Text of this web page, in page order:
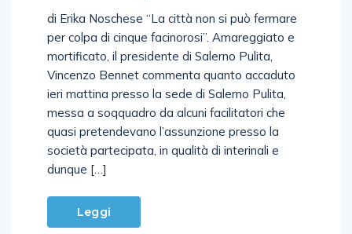
di Erika Noschese “La città non si può fermare
per colpa di cinque facinorosi”. Amareggiato e
mortificato, il presidente di Salerno Pulita,
Vincenzo Bennet commenta quanto accaduto
ieri mattina presso la sede di Salerno Pulita,
messa a soqquadro da alcuni facilitatori che
quasi pretendevano l’assunzione presso la
società partecipata, in qualità di interinali e
dunque […]
Leggi